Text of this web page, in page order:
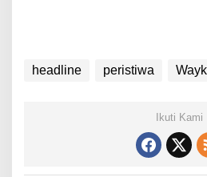
headline peristiwa
Ikuti Kami